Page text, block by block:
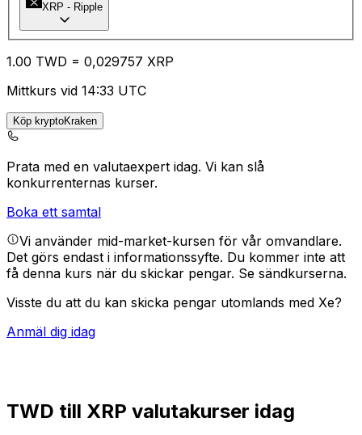
XRP - Ripple
1.00 TWD = 0,029757 XRP
Mittkurs vid 14:33 UTC
Köp kryptoKraken
Prata med en valutaexpert idag. Vi kan slå
konkurrenternas kurser.
Boka ett samtal
Vi använder mid-market-kursen för vår omvandlare.
Det görs endast i informationssyfte. Du kommer inte att
få denna kurs när du skickar pengar. Se sändkurserna.
Visste du att du kan skicka pengar utomlands med Xe?
Anmäl dig idag
TWD till XRP valutakurser idag